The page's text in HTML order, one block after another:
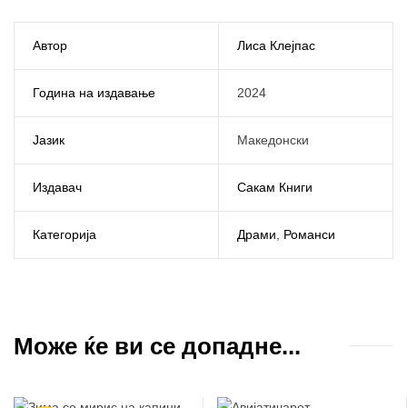
Автор Лиса Клејпас
Година на издавање 2024
Јазик Македонски
Издавач Сакам Книги
Категорија Драми Романси
Може ќе ви се допадне...